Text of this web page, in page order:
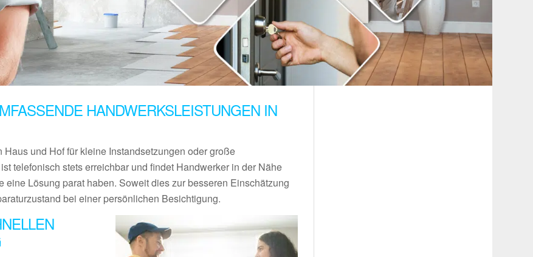
HANDWERKSLEISTUNGEN IN
und Hof für kleine Instandsetzungen oder große
telefonisch stets erreichbar und findet Handwerker in der Nähe
Lösung parat haben. Soweit dies zur besseren Einschätzung
bei einer persönlichen Besichtigung.